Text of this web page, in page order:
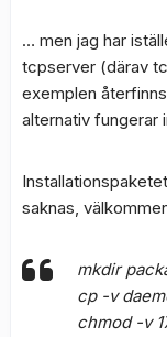
… men jag har
tcpserver (därav
exemplen
alternativ fungerar
saknas,
mkdir
cp -v
chmod -v